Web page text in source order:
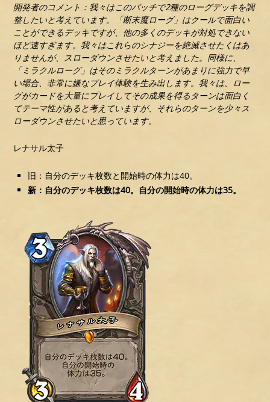
開発者のコメント：我々はこのパッチで2種のローグデッキを調
整したいと考えています。「断末魔ローグ」はクールで面白い
ことができるデッキですが、他の多くのデッキが対処できない
ほど速すぎます。我々はこれらのシナジーを絶滅させたくはあ
りませんが、スローダウンさせたいと考えました。同様に、
「ミラクルローグ」はそのミラクルターンがあまりに強力で早
い場合、非常に嫌なプレイ体験を生み出します。我々は、ロー
グがカードを大量にプレイしてその成果を得るターンは面白く
てテーマ性があると考えていますが、それらのターンを少々ス
ローダウンさせたいと思っています。
レナサル太子
旧：自分のデッキ枚数と開始時の体力は40。
新：自分のデッキ枚数は40。自分の開始時の体力は35。